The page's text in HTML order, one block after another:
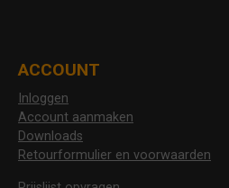
ACCOUNT
Inloggen
Account aanmaken
Downloads
Retourformulier en voorwaarden